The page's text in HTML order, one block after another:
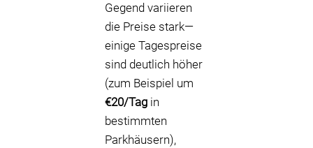
Gegend variieren
die Preise stark—
einige Tagespreise
sind deutlich höher
(zum Beispiel um
€20/Tag in
bestimmten
Parkhäusern),